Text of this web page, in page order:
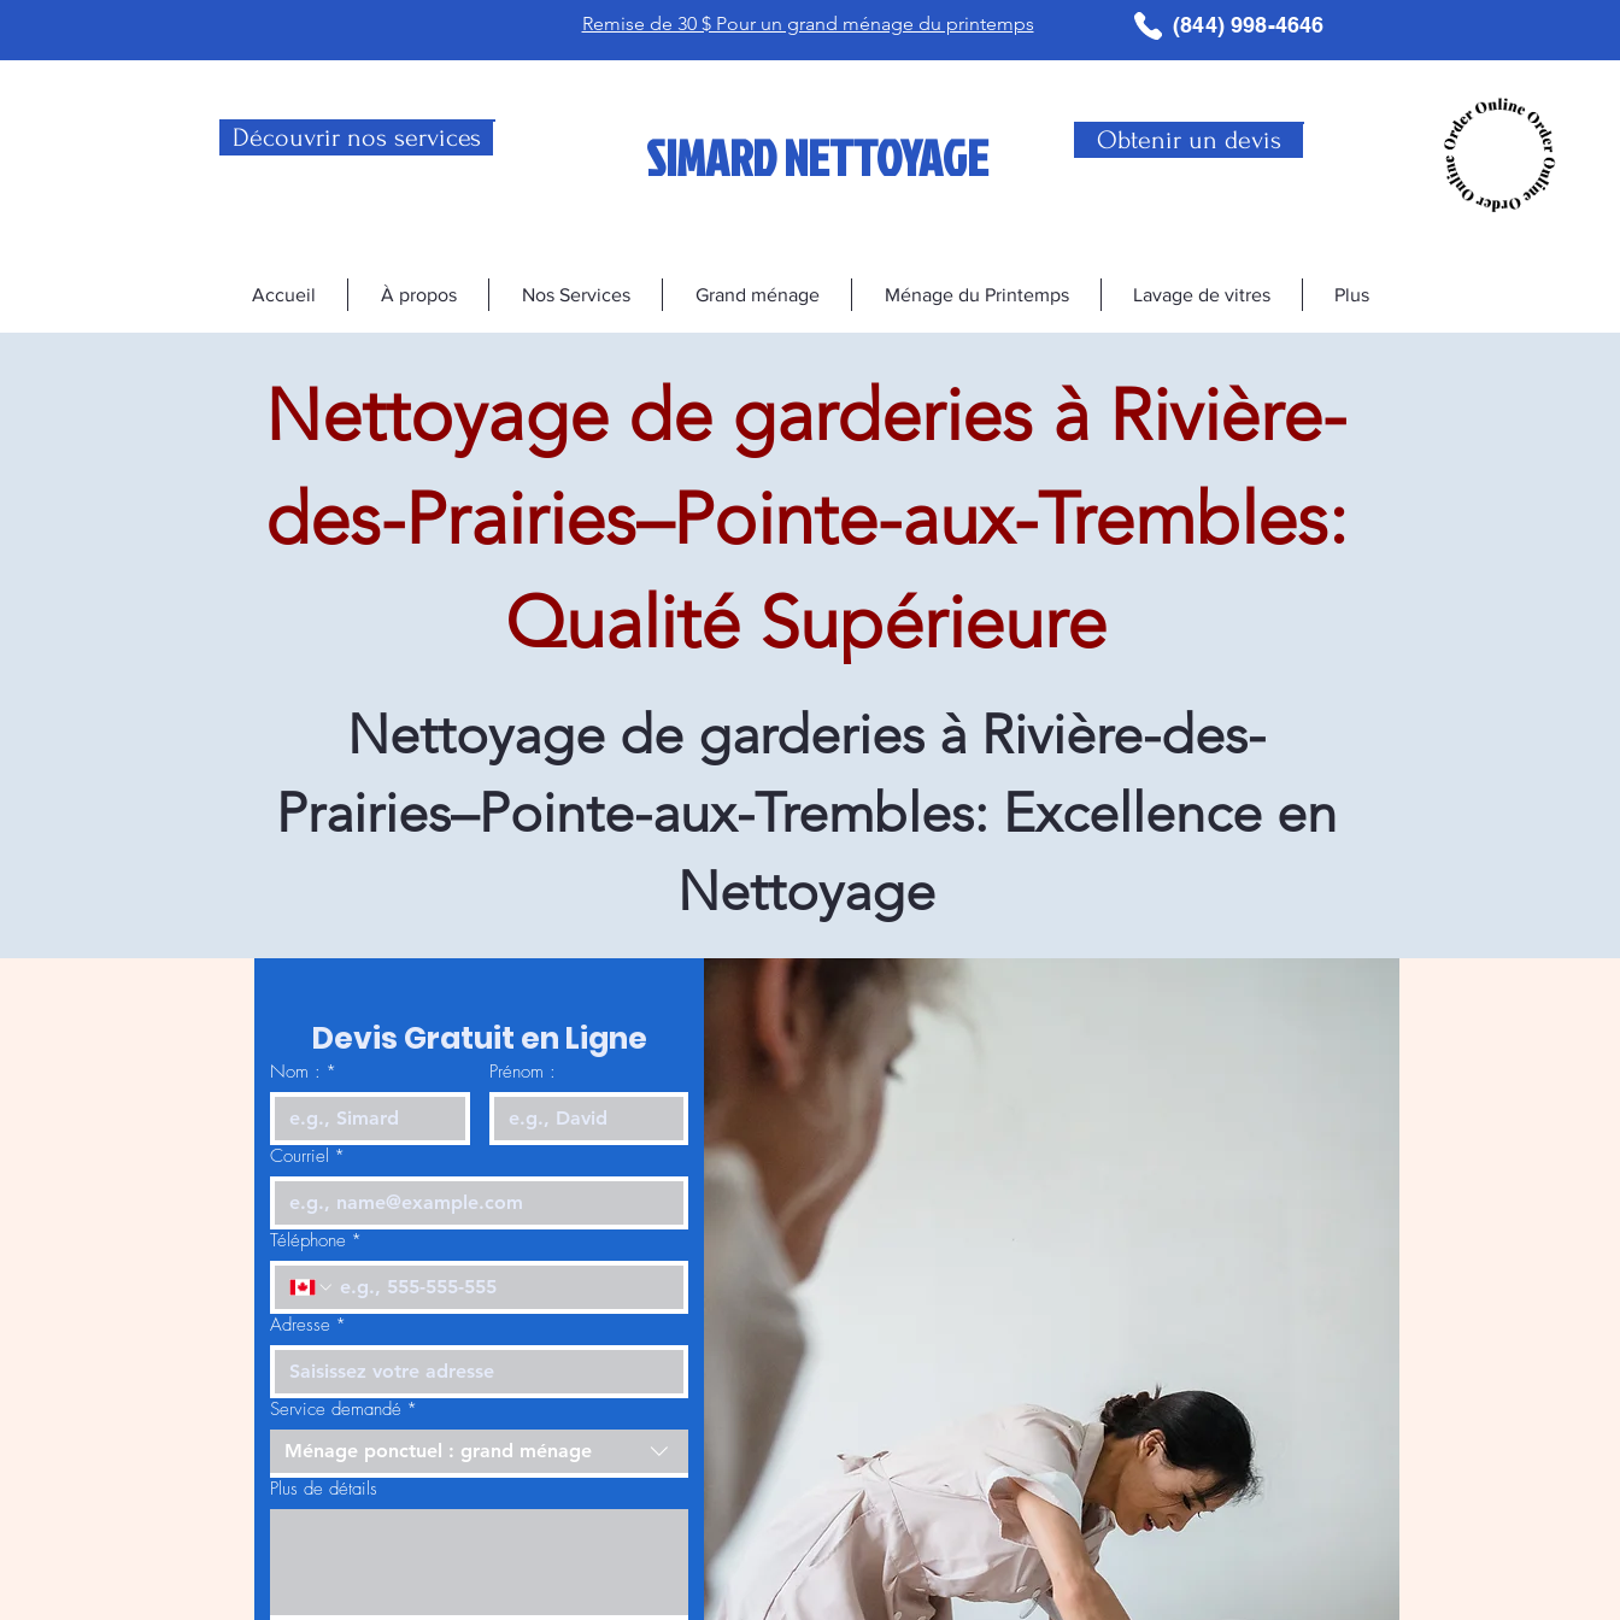
Remise de 30 $ Pour un grand ménage du printemps (844) 998-4646
Découvrir nos services SIMARD NETTOYAGE Obtenir un devis
Accueil À propos Nos Services Grand ménage Ménage du Printemps Lavage de vitres Plus
Nettoyage de garderies à Rivière-
des-Prairies–Pointe-aux-Trembles:
Qualité Supérieure
Nettoyage de garderies à Rivière-des-
Prairies–Pointe-aux-Trembles: Excellence en
Nettoyage
Devis Gratuit en Ligne
Nom : * Prénom :
Courriel *
Téléphone *
Adresse *
Service demandé *
Ménage ponctuel : grand ménage
Plus de détails